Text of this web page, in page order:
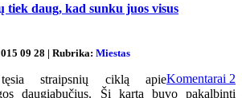
tiek daug, kad sunku juos visus
09 28 | Rubrika: Miestas
Komentarai 2
straipsnių ciklą apie
daugiabučius. Šį kartą buvo pakalbinti